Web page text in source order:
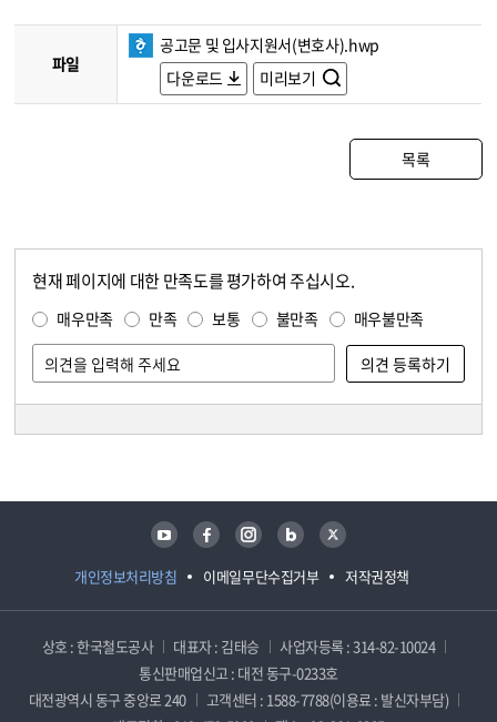
파일
공고문 및 입사지원서(변호사).hwp
다운로드
미리보기
목록
현재 페이지에 대한 만족도를 평가하여 주십시오.
매우만족 만족 보통 불만족 매우불만족
개인정보처리방침 이메일무단수집거부 저작권정책
유튜브 페이스북 인스타그램 블로그 트위터
상호 : 한국철도공사 대표자 : 김태승
사업자등록 : 314-82-10024
통신판매업신고 : 대전 동구-0233호
대전광역시 동구 중앙로 240
고객센터 : 1588-7788(이용료 : 발신자부담)